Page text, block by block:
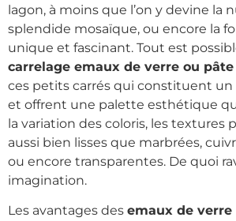
lagon, à moins que l’on y devine la
splendide mosaïque, ou encore la
unique et fascinant. Tout est
carrelage emaux de verre ou
ces petits carrés qui constituent
et offrent une palette esthétique
la variation des coloris, les textures
aussi bien lisses que marbrées,
ou encore transparentes. De quoi
imagination.
Les avantages des emaux de